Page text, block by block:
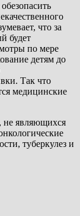
что за
будет
по мере
детям до
Так что
медицинские
не являющихся
туберкулез и